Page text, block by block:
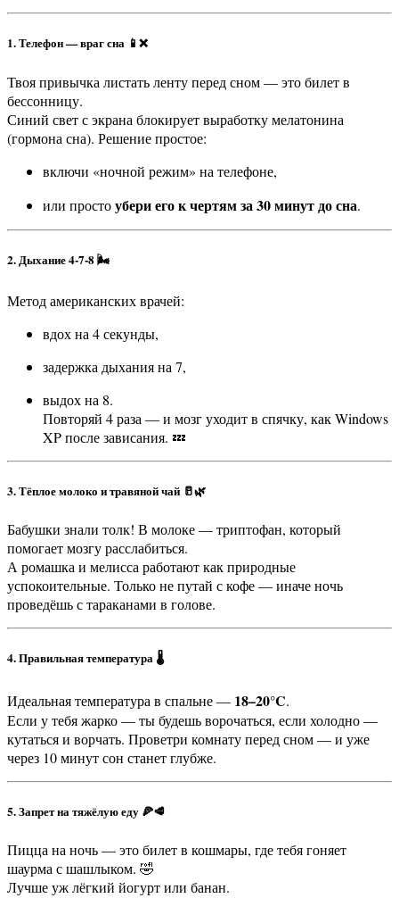
1. Телефон — враг сна 📱❌
Твоя привычка листать ленту перед сном — это билет в
бессонницу.
Синий свет с экрана блокирует выработку мелатонина
(гормона сна). Решение простое:
включи «ночной режим» на телефоне,
или простоубери его к чертям за 30 минут до сна.
2. Дыхание 4-7-8 🌬️
Метод американских врачей:
вдох на 4 секунды,
задержка дыхания на 7,
выдох на 8.
Повторяй 4 раза — и мозг уходит в спячку, как Windows
XP после зависания. 💤
3. Тёплое молоко и травяной чай 🥛🌿
Бабушки знали толк! В молоке — триптофан, который
помогает мозгу расслабиться.
А ромашка и мелисса работают как природные
успокоительные. Только не путай с кофе — иначе ночь
проведёшь с тараканами в голове.
4. Правильная температура 🌡️
Идеальная температура в спальне — 18–20°C.
Если у тебя жарко — ты будешь ворочаться, если холодно —
кутаться и ворчать. Проветри комнату перед сном — и уже
через 10 минут сон станет глубже.
5. Запрет на тяжёлую еду 🍕🥩
Пицца на ночь — это билет в кошмары, где тебя гоняет
шаурма с шашлыком. 🤣
Лучше уж лёгкий йогурт или банан.